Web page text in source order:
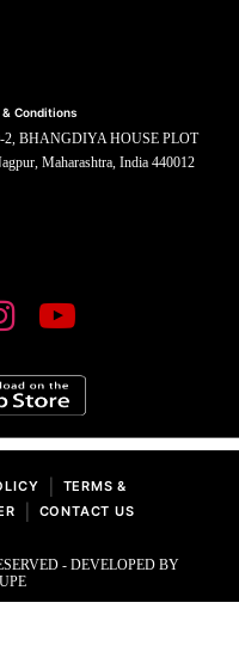
& Conditions
2, BHANGDIYA HOUSE PLOT
Maharashtra, India 440012
TERMS &
CONTACT US
- DEVELOPED BY